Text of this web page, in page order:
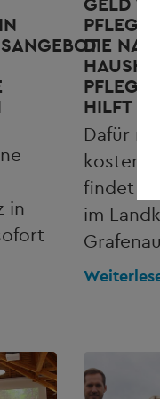
in
DIE
HILFT
Dafür
findet
im